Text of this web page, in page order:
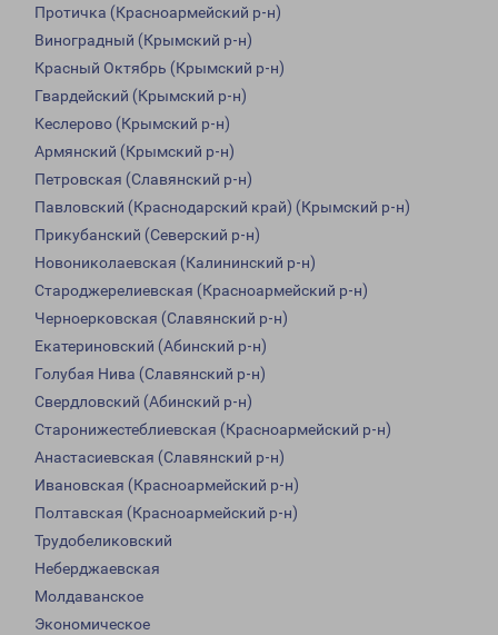
Протичка (Красноармейский р-н)
Виноградный (Крымский р-н)
Красный Октябрь (Крымский р-н)
Гвардейский (Крымский р-н)
Кеслерово (Крымский р-н)
Армянский (Крымский р-н)
Петровская (Славянский р-н)
Павловский (Краснодарский край) (Крымский р-н)
Прикубанский (Северский р-н)
Новониколаевская (Калининский р-н)
Староджерелиевская (Красноармейский р-н)
Черноерковская (Славянский р-н)
Екатериновский (Абинский р-н)
Голубая Нива (Славянский р-н)
Свердловский (Абинский р-н)
Старонижестеблиевская (Красноармейский р-н)
Анастасиевская (Славянский р-н)
Ивановская (Красноармейский р-н)
Полтавская (Красноармейский р-н)
Трудобеликовский
Неберджаевская
Молдаванское
Экономическое